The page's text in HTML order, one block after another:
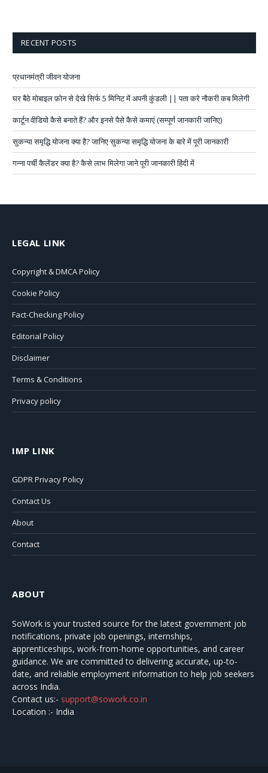
RECENT POSTS
प्रधानमंत्री जीवन योजना
घर बैठे मोबाइल फ़ोन से देखे सिर्फ 5 मिनिट में अपनी कुंडली || पता करे नौकरी कब मिलेगी
कार्टून वीडियो कैसे बनाते हैं? और इनसे पैसे कैसे कमाएं (सम्पूर्ण जानकारी जानिए)
सुकन्या समृद्धि योजना क्या है? जानिए सुकन्या समृद्धि योजना के बारे में पूरी जानकारी
गन्ना पर्ची कैलेंडर क्या है? कैसे लाभ मिलेगा जाने पूरी जानकारी हिंदी में
LEGAL LINK
Copyright & DMCA Policy
Cookie Policy
Fact-Checking Policy
Editorial Policy
Disclaimer
Terms & Conditions
Privacy policy
IMP LINK
GDPR Privacy Policy
Contact Us
About
Contact
ABOUT
SoWork is your trusted source for the latest government job
notifications, private job openings, internships,
apprenticeships, work-from-home opportunities, and career
guidance. We are committed to delivering accurate, up-to-
date, and reliable employment information to help job seekers
across India.
Contact us:- support@sowork.co.in
Location :- India